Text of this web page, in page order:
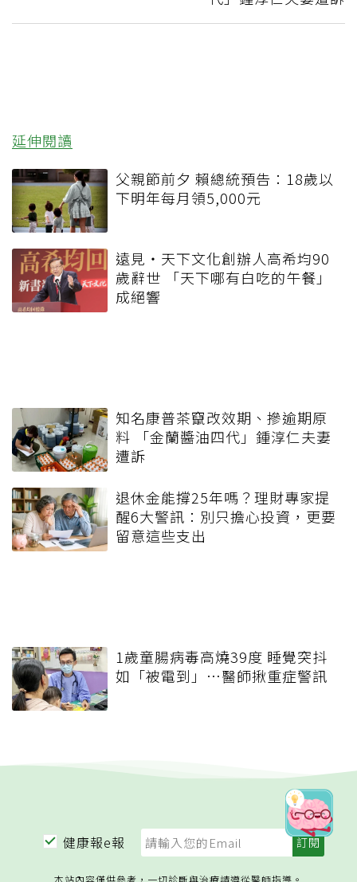
延伸閱讀
父親節前夕 賴總統預告：18歲以
下明年每月領5,000元
遠見‧天下文化創辦人高希均90
歲辭世 「天下哪有白吃的午餐」
成絕響
知名康普茶竄改效期、摻逾期原
料 「金蘭醬油四代」鍾淳仁夫妻
遭訴
退休金能撐25年嗎？理財專家提
醒6大警訊：別只擔心投資，更要
留意這些支出
1歲童腸病毒高燒39度 睡覺突抖
如「被電到」…醫師揪重症警訊
健康報e報